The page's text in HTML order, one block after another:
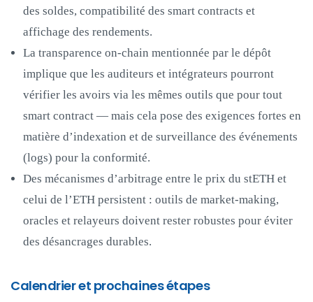
des soldes, compatibilité des smart contracts et
affichage des rendements.
La transparence on‑chain mentionnée par le dépôt
implique que les auditeurs et intégrateurs pourront
vérifier les avoirs via les mêmes outils que pour tout
smart contract — mais cela pose des exigences fortes en
matière d’indexation et de surveillance des événements
(logs) pour la conformité.
Des mécanismes d’arbitrage entre le prix du stETH et
celui de l’ETH persistent : outils de market‑making,
oracles et relayeurs doivent rester robustes pour éviter
des désancrages durables.
Calendrier et prochaines étapes